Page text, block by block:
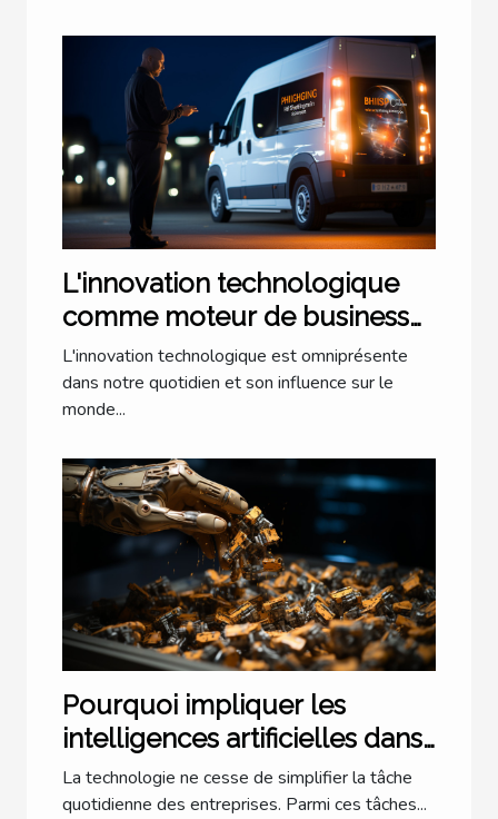
L'innovation technologique
comme moteur de business
pionnier
L'innovation technologique est omniprésente
dans notre quotidien et son influence sur le
monde...
Pourquoi impliquer les
intelligences artificielles dans
la trésorerie ?
La technologie ne cesse de simplifier la tâche
quotidienne des entreprises. Parmi ces tâches...